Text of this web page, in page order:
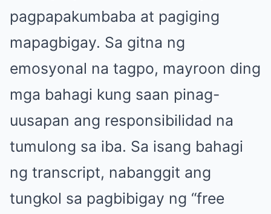
pagpapakumbaba at pagiging
mapagbigay. Sa gitna ng
emosyonal na tagpo, mayroon ding
mga bahagi kung saan pinag-
uusapan ang responsibilidad na
tumulong sa iba. Sa isang bahagi
ng transcript, nabanggit ang
tungkol sa pagbibigay ng “free